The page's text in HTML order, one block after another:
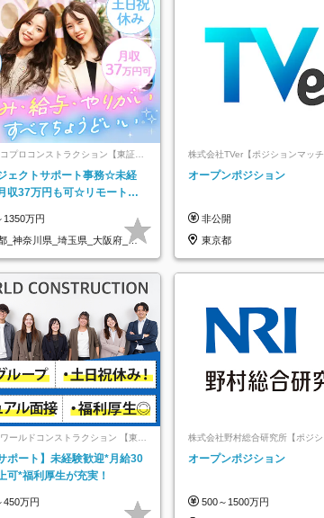
プロコンストラクション【東証プ
場コプロ・ホールディングス子会
ェクトサポート事務☆未経
収37万円も可☆リモート研
1350万円
_神奈川県_埼玉県_大阪府_愛
株式会社TVer【ポジションマッチ
オープンポジション
非公開
東京都
ールドコンストラクション 【東証
ールドホールディングス・グルー
ポート】未経験歓迎*月給30
可*福利厚生が充実！
450万円
株式会社野村総合研究所【ポジシ
オープンポジション
500～1500万円